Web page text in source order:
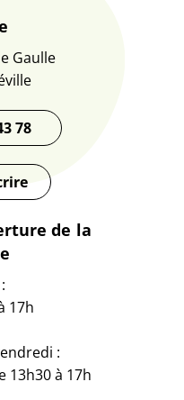
Gaulle
78
de la
17h
:
13h30 à 17h